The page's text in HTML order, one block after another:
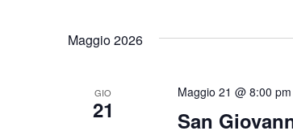
per
la
Maggio 2026
GIO
21 San
Maggio 21 @ 8:00 pm